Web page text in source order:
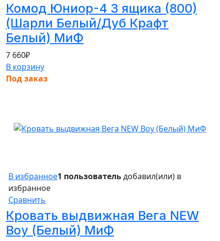
Комод Юниор-4 3 ящика (800)
(Шарли Белый/Дуб Крафт
Белый) МиФ
7 660₽
В корзину
Под заказ
В избранное1 пользовательдобавил(или) в
избранное
Сравнить
Кровать выдвижная Вега NEW
Boy (Белый) МиФ